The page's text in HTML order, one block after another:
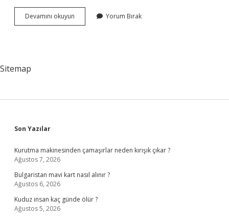
Devamını okuyun
Il
Yorum Bırak
Sitemap
Sidebar
Son Yazılar
Kurutma makinesinden çamaşırlar neden kırışık çıkar ?
Ağustos 7, 2026
Bulgaristan mavi kart nasıl alınır ?
Ağustos 6, 2026
Kuduz insan kaç günde ölür ?
Ağustos 5, 2026